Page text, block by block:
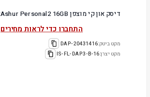
דיסק און קי מוצפן iStorage datAshur Personal2 16GB
התחברו כדי לראות מחירים
מקט ביטק:20431416-DAP
מקט יצרן:IS-FL-DAP3-B-16